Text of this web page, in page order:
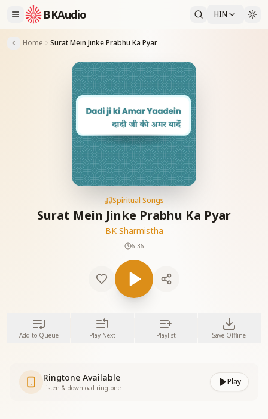
BKAudio HIN
Home Surat Mein Jinke Prabhu Ka Pyar
Spiritual Songs
Surat Mein Jinke Prabhu Ka Pyar
BK Sharmistha
6:36
Add to Queue Play Next Playlist Save Offline
Ringtone Available
Listen & download ringtone
Play